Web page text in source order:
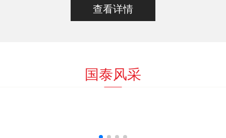
查看详情
国泰风采